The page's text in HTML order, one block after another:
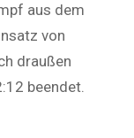
aus dem
von
draußen
beendet.